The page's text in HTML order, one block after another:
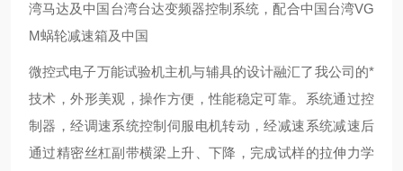
湾马达及中国台湾台达变频器控制系统，配合中国台湾VG
M蜗轮减速箱及中国
微控式电子万能试验机主机与辅具的设计融汇了我公司的*
技术，外形美观，操作方便，性能稳定可靠。系统通过控
制器，经调速系统控制伺服电机转动，经减速系统减速后
通过精密丝杠副带横梁上升、下降，完成试样的拉伸力学